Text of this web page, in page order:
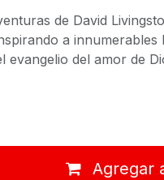
de David
a innumerables
evangelio del amor de
Agregar